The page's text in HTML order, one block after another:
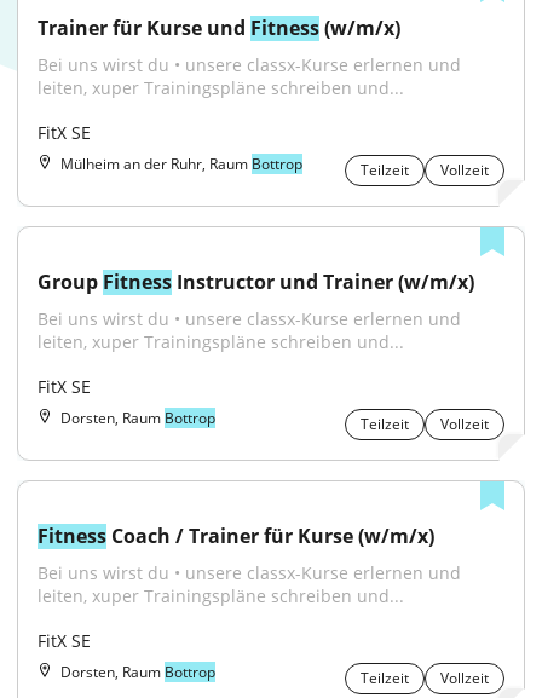
Trainer für Kurse und Fitness (w/m/x)
Bei uns wirst du • unsere classx-Kurse erlernen und
leiten, xuper Trainingspläne schreiben und...
FitX SE
Mülheim an der Ruhr, Raum Bottrop Teilzeit Vollzeit
Group Fitness Instructor und Trainer (w/m/x)
Bei uns wirst du • unsere classx-Kurse erlernen und
leiten, xuper Trainingspläne schreiben und...
FitX SE
Dorsten, Raum Bottrop Teilzeit Vollzeit
Fitness Coach / Trainer für Kurse (w/m/x)
Bei uns wirst du • unsere classx-Kurse erlernen und
leiten, xuper Trainingspläne schreiben und...
FitX SE
Dorsten, Raum Bottrop Teilzeit Vollzeit